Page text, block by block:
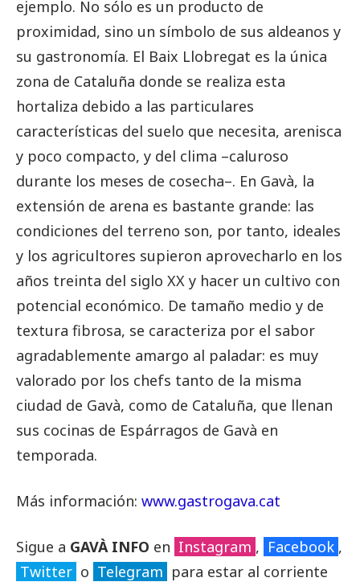
ejemplo. No sólo es un producto de
proximidad, sino un símbolo de sus aldeanos y
su gastronomía. El Baix Llobregat es la única
zona de Cataluña donde se realiza esta
hortaliza debido a las particulares
características del suelo que necesita, arenisca
y poco compacto, y del clima –caluroso
durante los meses de cosecha–. En Gavà, la
extensión de arena es bastante grande: las
condiciones del terreno son, por tanto, ideales
y los agricultores supieron aprovecharlo en los
años treinta del siglo XX y hacer un cultivo con
potencial económico. De tamaño medio y de
textura fibrosa, se caracteriza por el sabor
agradablemente amargo al paladar: es muy
valorado por los chefs tanto de la misma
ciudad de Gavà, como de Cataluña, que llenan
sus cocinas de Espárragos de Gavà en
temporada.
Más información: www.gastrogava.cat
Sigue a GAVÀ INFO en Instagram , Facebook ,
Twitter o Telegram para estar al corriente